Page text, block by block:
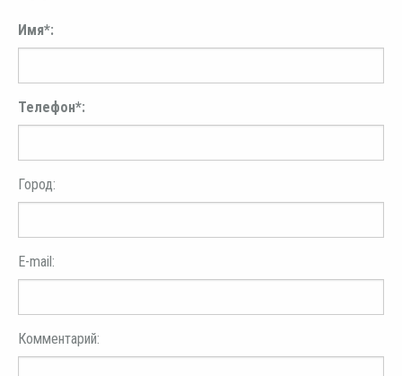
Имя*:
Телефон*:
Город:
E-mail:
Комментарий: